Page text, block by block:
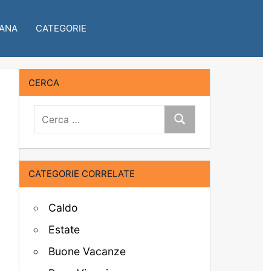
CATEGORIE
CERCA
Cerca:
Cerca
CATEGORIE CORRELATE
Caldo
Estate
Buone Vacanze